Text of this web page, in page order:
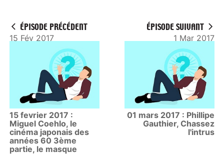
ÉPISODE PRÉCÉDENT
15 Fév 2017
15 fevrier 2017 :
Miguel Coehlo, le
cinéma japonais des
années 60 3ème
partie, le masque
ÉPISODE SUIVANT
1 Mar 2017
01 mars 2017 : Phillipe
Gauthier, Chassez
l'intrus